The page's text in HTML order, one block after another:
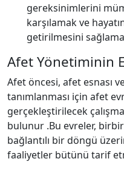
gereksinimlerini
karşılamak ve
getirilmesini
Afet Yönetiminin
Afet öncesi, afet esnası
tanımlanması için afet
gerçekleştirilecek
bulunur .Bu evreler,
bağlantılı bir döngü
faaliyetler bütünü tarif